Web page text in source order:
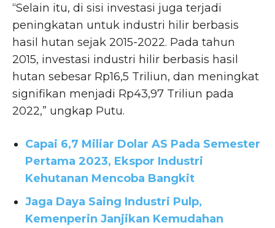
“Selain itu, di sisi investasi juga terjadi
peningkatan untuk industri hilir berbasis
hasil hutan sejak 2015-2022. Pada tahun
2015, investasi industri hilir berbasis hasil
hutan sebesar Rp16,5 Triliun, dan meningkat
signifikan menjadi Rp43,97 Triliun pada
2022,” ungkap Putu.
Capai 6,7 Miliar Dolar AS Pada Semester
Pertama 2023, Ekspor Industri
Kehutanan Mencoba Bangkit
Jaga Daya Saing Industri Pulp,
Kemenperin Janjikan Kemudahan